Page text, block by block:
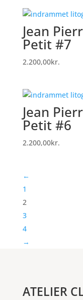
Jean
Petit #7
2.200,00kr.
Jean
Petit #6
2.200,00kr.
←
1
2
3
4
→
ATELIER